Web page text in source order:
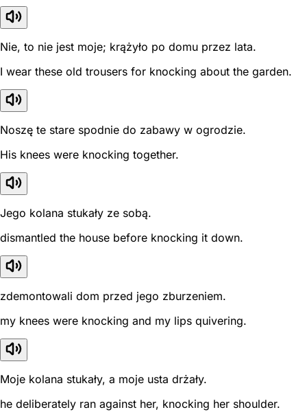
Nie, to nie jest moje; krążyło po domu przez lata.
I wear these old trousers for knocking about the garden.
Noszę te stare spodnie do zabawy w ogrodzie.
His knees were knocking together.
Jego kolana stukały ze sobą.
dismantled the house before knocking it down.
zdemontowali dom przed jego zburzeniem.
my knees were knocking and my lips quivering.
Moje kolana stukały, a moje usta drżały.
he deliberately ran against her, knocking her shoulder.